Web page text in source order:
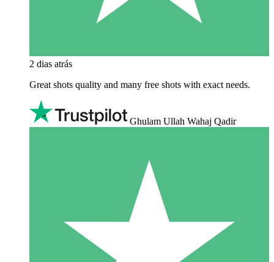
2 dias atrás
Great shots quality and many free shots with exact needs.
Ghulam Ullah Wahaj Qadir